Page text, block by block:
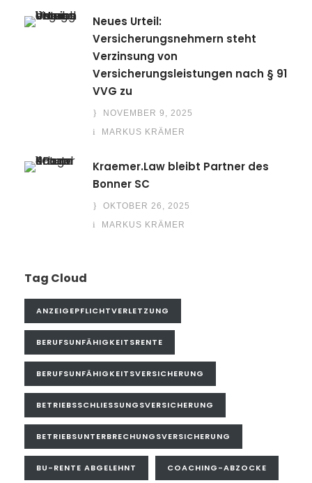
Neues Urteil:
Versicherungsnehmern steht
Verzinsung von
Versicherungsleistungen nach § 91
VVG zu
NOVEMBER 9, 2025
MARKUS KRÄMER
Kraemer.Law bleibt Partner des
Bonner SC
OKTOBER 26, 2025
MARKUS KRÄMER
Tag Cloud
ANZEIGEPFLICHTVERLETZUNG
BERUFSUNFÄHIGKEITSRENTE
BERUFSUNFÄHIGKEITSVERSICHERUNG
BETRIEBSSCHLIESSUNGSVERSICHERUNG
BETRIEBSUNTERBRECHUNGSVERSICHERUNG
BU-RENTE ABGELEHNT COACHING-ABZOCKE